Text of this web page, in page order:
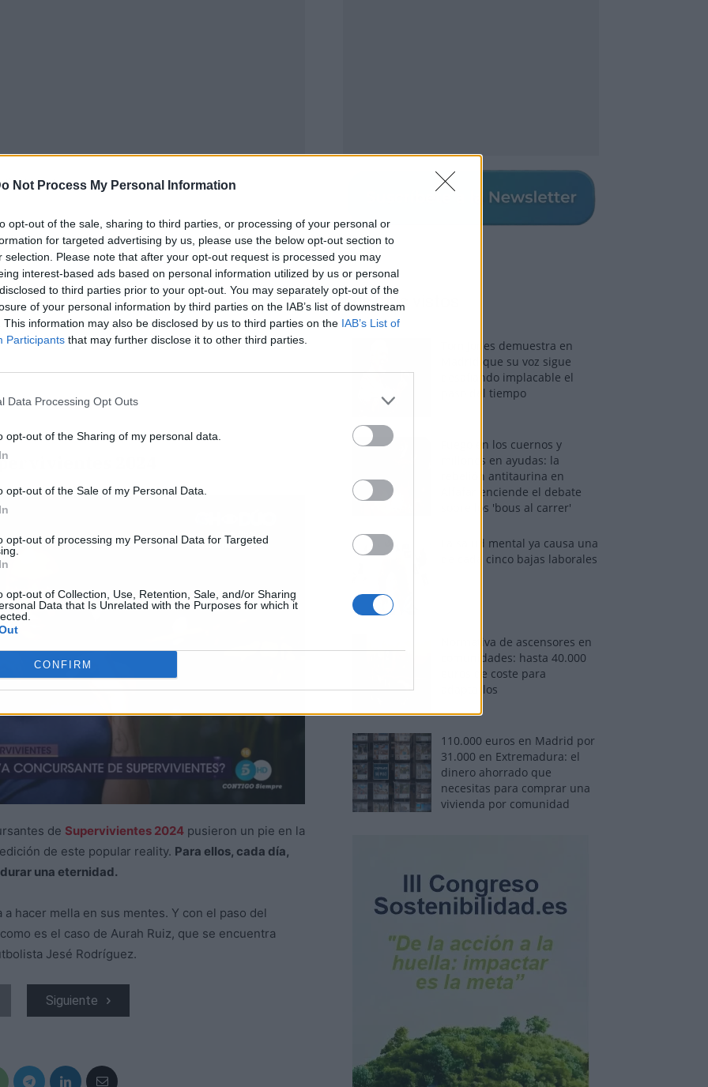
Not Process My Personal Information
opt-out of the sale, sharing to third parties, or processing of your personal or
for targeted advertising by us, please use the below opt-out section to
selection. Please note that after your opt-out request is processed you may
interest-based ads based on personal information utilized by us or personal
to third parties prior to your opt-out. You may separately opt-out of the
of your personal information by third parties on the IAB’s list of downstream
This information may also be disclosed by us to third parties on the IAB’s List of
Participants that may further disclose it to other third parties.
Data Processing Opt Outs
opt-out of the Sharing of my personal data.
opt-out of the Sale of my Personal Data.
opt-out of processing my Personal Data for Targeted
opt-out of Collection, Use, Retention, Sale, and/or Sharing
Data that Is Unrelated with the Purposes for which it
CONFIRM
Publicidad
2024
de Supervivientes 2024 pusieron un pie en la
de este popular reality. Para ellos, cada día,
una eternidad.
hacer mella en sus mentes. Y con el paso del
es el caso de Aurah Ruiz, que se encuentra
Jesé Rodríguez.
Siguiente
Los más vistos
Tom Jones demuestra en
Madrid que su voz sigue
desafiando implacable el
paso del tiempo
Fuego en los cuernos y
millones en ayudas: la
rebelión antitaurina en
Alfafar enciende el debate
sobre los 'bous al carrer'
La salud mental ya causa una
de cada cinco bajas laborales
Normativa de ascensores en
comunidades: hasta 40.000
euros de coste para
adaptarlos
110.000 euros en Madrid por
31.000 en Extremadura: el
dinero ahorrado que
necesitas para comprar una
vivienda por comunidad